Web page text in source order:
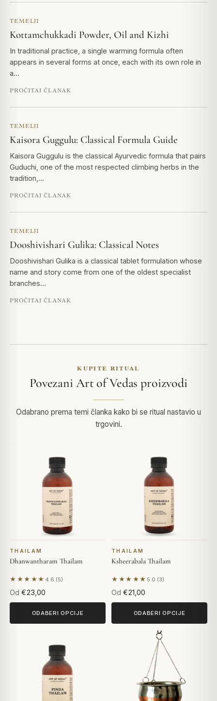
TEMELJI
Kottamchukkadi Powder, Oil and Kizhi
In traditional practice, a single warming formula often
appears in several forms at once, each with its own role in
a…
PROČITAJ ČLANAK
TEMELJI
Kaisora Guggulu: Classical Formula Guide
Kaisora Guggulu is the classical Ayurvedic formula that pairs
Guduchi, one of the most respected climbing herbs in the
tradition,…
PROČITAJ ČLANAK
TEMELJI
Dooshivishari Gulika: Classical Notes
Dooshivishari Gulika is a classical tablet formulation whose
name and story come from one of the oldest specialist
branches…
PROČITAJ ČLANAK
KUPITE RITUAL
Povezani Art of Vedas proizvodi
Odabrano prema temi članka kako bi se ritual nastavio u
trgovini.
THAILAM
Dhanwantharam Thailam
★★★★★ 4.6 (5)
Na temelju 5 recenzija
Od €23,00
ODABERI OPCIJE
THAILAM
Ksheerabala Thailam
★★★★★ 5.0 (3)
Na temelju 3 recenzija
Od €21,00
ODABERI OPCIJE